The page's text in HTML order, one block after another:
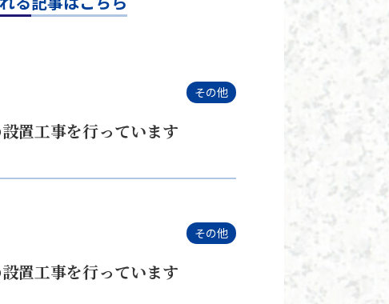
その他
置工事を行っています
その他
置工事を行っています